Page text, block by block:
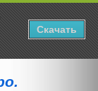
Скачать